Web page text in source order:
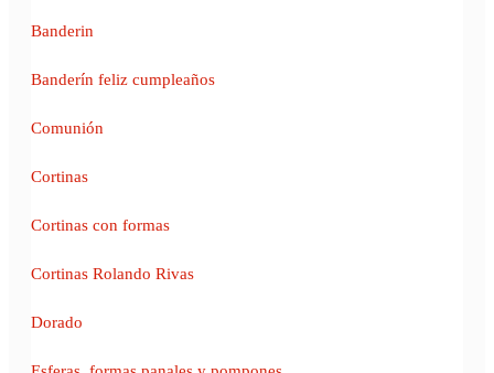
Banderin
Banderín feliz cumpleaños
Comunión
Cortinas
Cortinas con formas
Cortinas Rolando Rivas
Dorado